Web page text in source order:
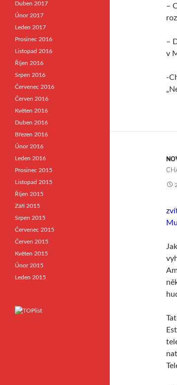
–
–
v
-
Duben 2017
Únor 2017
Leden 2017
Prosinec 2016
Listopad 2016
Říjen 2016
Srpen 2016
Červenec 2016
Červen 2016
Květen 2016
Duben 2016
Březen 2016
Únor 2016
Leden 2016
Prosinec 2015
Listopad 2015
Říjen 2015
Září 2015
Srpen 2015
Červenec 2015
Červen 2015
Květen 2015
Únor 2015
Leden 2015